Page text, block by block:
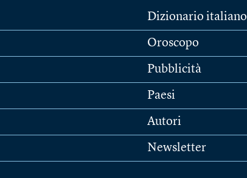
Dizionario italiano
Oroscopo
Pubblicità
Paesi
Autori
Newsletter